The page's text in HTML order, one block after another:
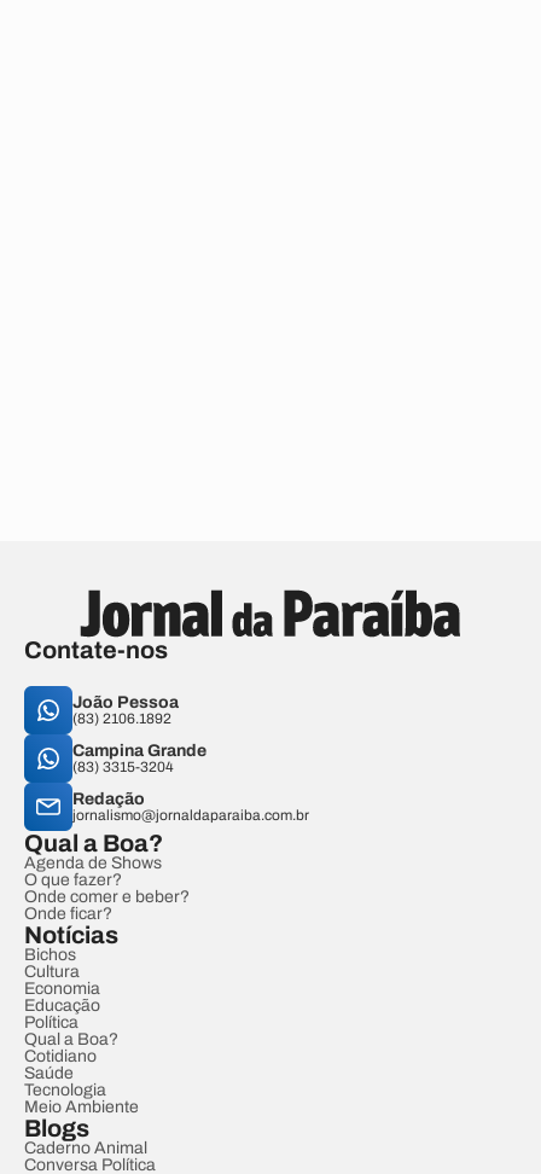
Contate-nos
João Pessoa
(83) 2106.1892
Campina Grande
(83) 3315-3204
Redação
jornalismo@jornaldaparaiba.com.br
Qual a Boa?
Agenda de Shows
O que fazer?
Onde comer e beber?
Onde ficar?
Notícias
Bichos
Cultura
Economia
Educação
Política
Qual a Boa?
Cotidiano
Saúde
Tecnologia
Meio Ambiente
Blogs
Caderno Animal
Conversa Política